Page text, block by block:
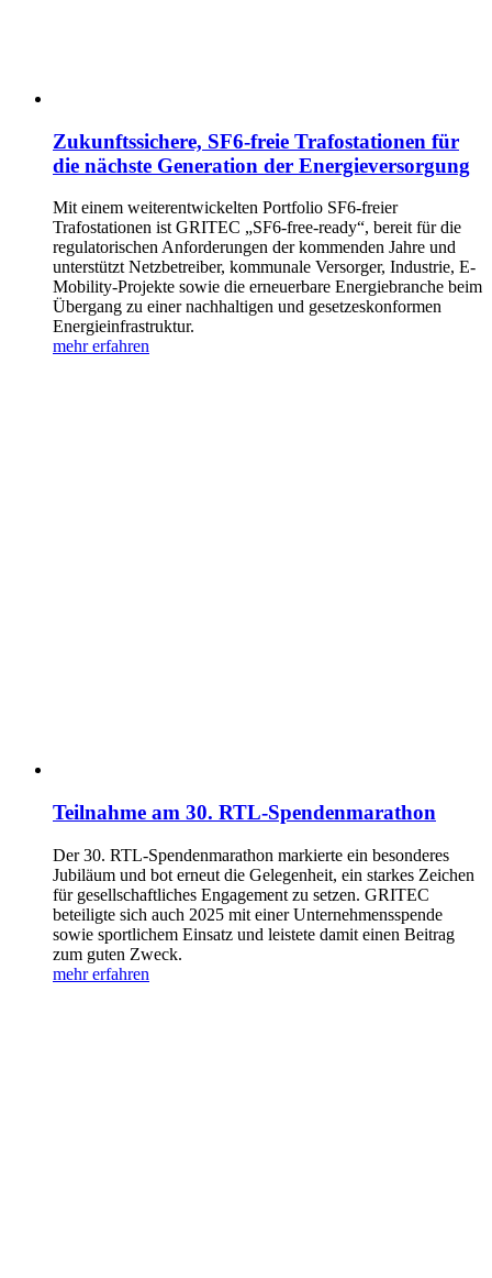
Zukunftssichere, SF6-freie Trafostationen für
die nächste Generation der Energieversorgung
Mit einem weiterentwickelten Portfolio SF6-freier
Trafostationen ist GRITEC „SF6-free-ready“, bereit für die
regulatorischen Anforderungen der kommenden Jahre und
unterstützt Netzbetreiber, kommunale Versorger, Industrie, E-
Mobility-Projekte sowie die erneuerbare Energiebranche beim
Übergang zu einer nachhaltigen und gesetzeskonformen
Energieinfrastruktur.
mehr erfahren
Teilnahme am 30. RTL-Spendenmarathon
Der 30. RTL-Spendenmarathon markierte ein besonderes
Jubiläum und bot erneut die Gelegenheit, ein starkes Zeichen
für gesellschaftliches Engagement zu setzen. GRITEC
beteiligte sich auch 2025 mit einer Unternehmensspende
sowie sportlichem Einsatz und leistete damit einen Beitrag
zum guten Zweck.
mehr erfahren